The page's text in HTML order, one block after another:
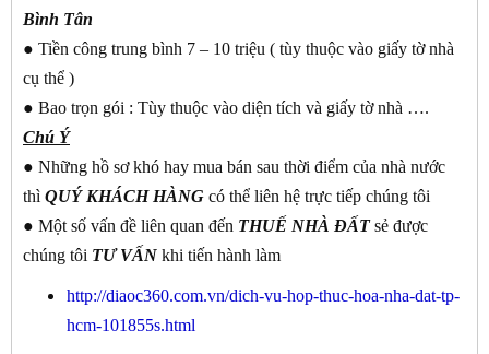
Bình Tân
● Tiền công trung bình 7 – 10 triệu ( tùy thuộc vào giấy tờ nhà
cụ thể )
● Bao trọn gói : Tùy thuộc vào diện tích và giấy tờ nhà ….
Chú Ý
● Những hồ sơ khó hay mua bán sau thời điểm của nhà nước
thì QUÝ KHÁCH HÀNG có thể liên hệ trực tiếp chúng tôi
● Một số vấn đề liên quan đến THUẾ NHÀ ĐẤTsẻ được
chúng tôi TƯ VẤN khi tiến hành làm
http://diaoc360.com.vn/dich-vu-hop-thuc-hoa-nha-dat-tp-
hcm-101855s.html